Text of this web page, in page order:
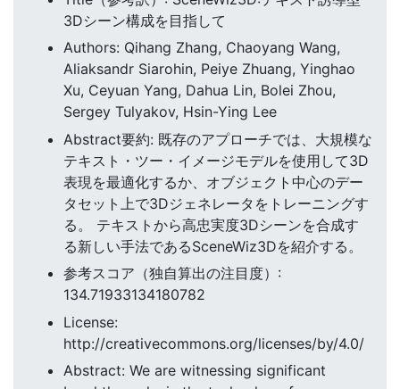
3Dシーン構成を目指して
Authors: Qihang Zhang, Chaoyang Wang,
Aliaksandr Siarohin, Peiye Zhuang, Yinghao
Xu, Ceyuan Yang, Dahua Lin, Bolei Zhou,
Sergey Tulyakov, Hsin-Ying Lee
Abstract要約: 既存のアプローチでは、大規模な
テキスト・ツー・イメージモデルを使用して3D
表現を最適化するか、オブジェクト中心のデー
タセット上で3Dジェネレータをトレーニングす
る。 テキストから高忠実度3Dシーンを合成す
る新しい手法であるSceneWiz3Dを紹介する。
参考スコア（独自算出の注目度）:
134.71933134180782
License:
http://creativecommons.org/licenses/by/4.0/
Abstract: We are witnessing significant